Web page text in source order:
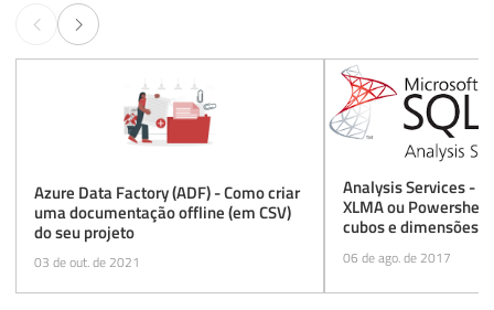
Azure Data Factory (ADF) - Como criar
uma documentação offline (em CSV)
do seu projeto
03 de out. de 2021
Analysis Services -
XLMA ou
cubos e dimensões
comando (T-SQL)
06 de ago. de 2017